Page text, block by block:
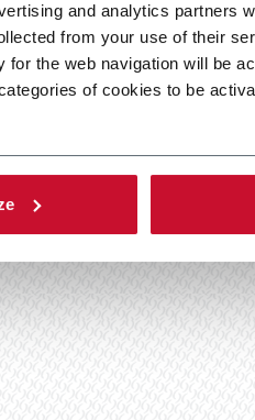
and analytics partners
from your use of their
the web navigation will be
of cookies to be